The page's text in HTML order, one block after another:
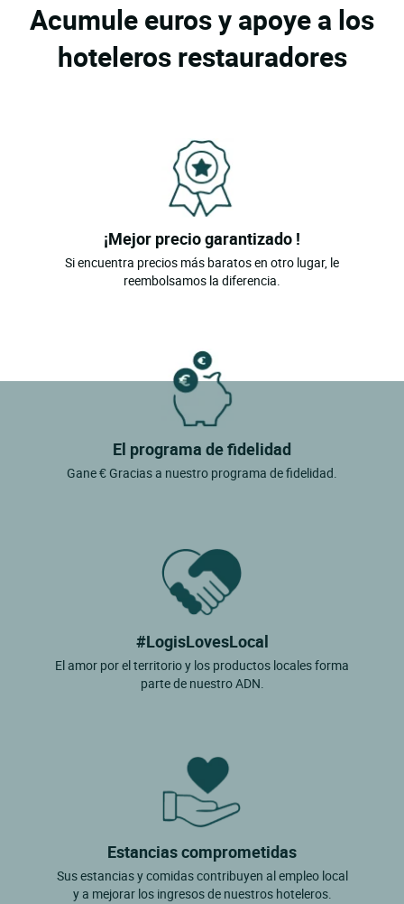
Acumule euros y apoye a los
hoteleros restauradores
¡Mejor precio garantizado !
Si encuentra precios más baratos en otro lugar, le
reembolsamos la diferencia.
El programa de fidelidad
Gane € Gracias a nuestro programa de fidelidad.
#LogisLovesLocal
El amor por el territorio y los productos locales forma
parte de nuestro ADN.
Estancias comprometidas
Sus estancias y comidas contribuyen al empleo local
y a mejorar los ingresos de nuestros hoteleros.